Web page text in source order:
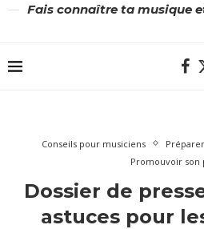
Fais connaître ta musique
Conseils pour musiciens
Promouvoir son
Dossier de
astuces pour